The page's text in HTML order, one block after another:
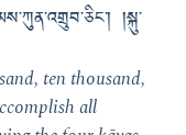
།སྐུ་
ten thousand,
all